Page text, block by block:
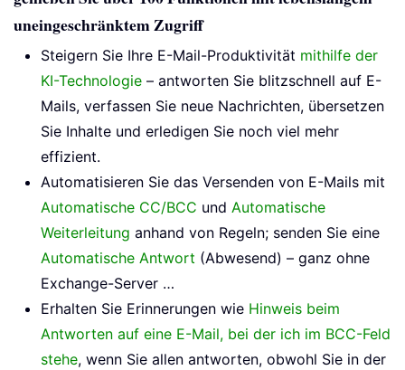
uneingeschränktem Zugriff
Steigern Sie Ihre E-Mail-Produktivität mithilfe der
KI-Technologie – antworten Sie blitzschnell auf E-
Mails, verfassen Sie neue Nachrichten, übersetzen
Sie Inhalte und erledigen Sie noch viel mehr
effizient.
Automatisieren Sie das Versenden von E-Mails mit
Automatische CC/BCC und Automatische
Weiterleitung anhand von Regeln; senden Sie eine
Automatische Antwort (Abwesend) – ganz ohne
Exchange-Server …
Erhalten Sie Erinnerungen wie Hinweis beim
Antworten auf eine E-Mail, bei der ich im BCC-Feld
stehe, wenn Sie allen antworten, obwohl Sie in der